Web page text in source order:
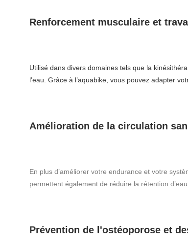
Renforcement musculaire et
Utilisé dans divers domaines tels que la
l’eau. Grâce à l’aquabike, vous pouvez adapter
Amélioration de la circulation
En plus d’améliorer votre endurance et votre
permettent également de réduire la rétention
Prévention de l'ostéoporose et